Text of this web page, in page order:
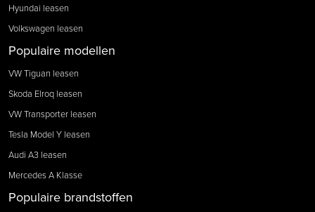
Hyundai leasen
Volkswagen leasen
Populaire modellen
VW Tiguan leasen
Skoda Elroq leasen
VW Transporter leasen
Tesla Model Y leasen
Audi A3 leasen
Mercedes A Klasse
Populaire brandstoffen